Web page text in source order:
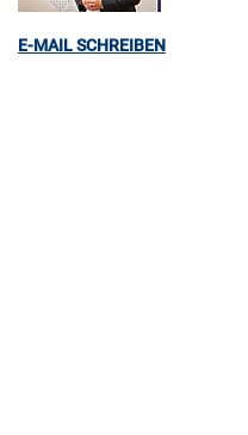
E-MAIL SCHREIBEN